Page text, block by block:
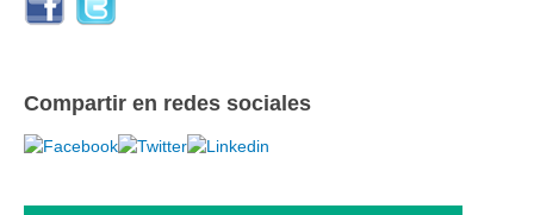
Compartir en redes sociales